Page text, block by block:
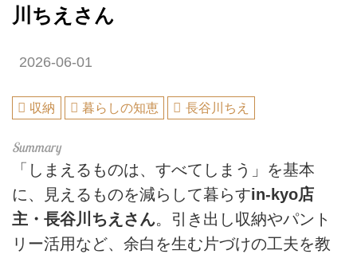
川ちえさん
2026-06-01
収納 暮らしの知恵 長谷川ちえ
「しまえるものは、すべてしまう」を基本
に、見えるものを減らして暮らすin-kyo店
主・長谷川ちえさん。引き出し収納やパント
リー活用など、余白を生む片づけの工夫を教